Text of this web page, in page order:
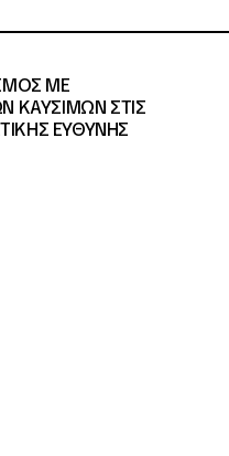
ΜΕ
ΚΑΥΣΙΜΩΝ ΣΤΙΣ
ΕΥΘΥΝΗΣ